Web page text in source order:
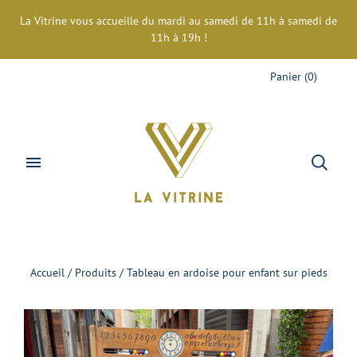
La Vitrine vous accueille du mardi au samedi de 11h à samedi de
11h à 19h !
Panier (0)
Accueil / Produits / Tableau en ardoise pour enfant sur pieds